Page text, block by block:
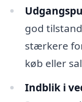
god
stærkere
køb eller
Indblik i